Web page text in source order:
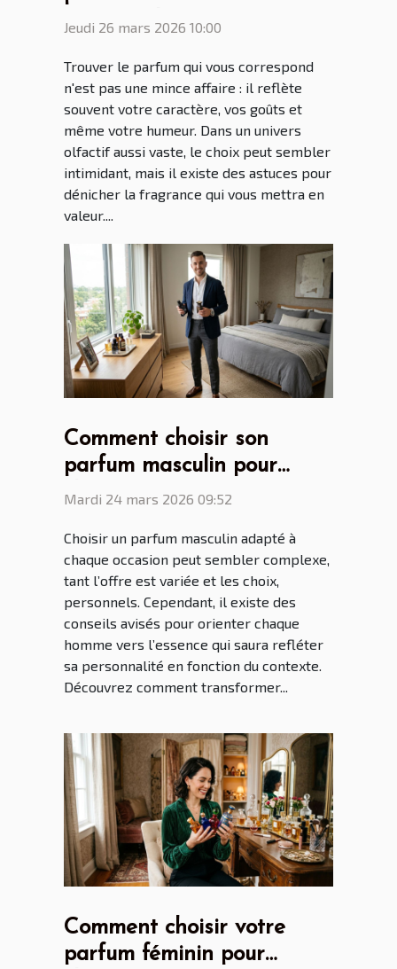
personnalité
Jeudi 26 mars 2026 10:00
Trouver le parfum qui vous correspond
n'est pas une mince affaire : il reflète
souvent votre caractère, vos goûts et
même votre humeur. Dans un univers
olfactif aussi vaste, le choix peut sembler
intimidant, mais il existe des astuces pour
dénicher la fragrance qui vous mettra en
valeur....
Comment choisir son
parfum masculin pour
chaque occasion ?
Mardi 24 mars 2026 09:52
Choisir un parfum masculin adapté à
chaque occasion peut sembler complexe,
tant l’offre est variée et les choix,
personnels. Cependant, il existe des
conseils avisés pour orienter chaque
homme vers l’essence qui saura refléter
sa personnalité en fonction du contexte.
Découvrez comment transformer...
Comment choisir votre
parfum féminin pour